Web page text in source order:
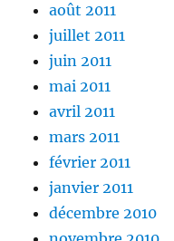
août 2011
juillet 2011
juin 2011
mai 2011
avril 2011
mars 2011
février 2011
janvier 2011
décembre 2010